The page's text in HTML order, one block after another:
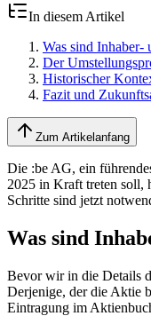
In diesem Artikel
Was sind Inhaber-
Der
Historischer
Fazit und
Zum Artikelanfang
Die :be AG, ein
2025 in Kraft treten soll,
Schritte sind jetzt
Was sind
Bevor wir in die Details
Derjenige, der die Aktie
Eintragung im